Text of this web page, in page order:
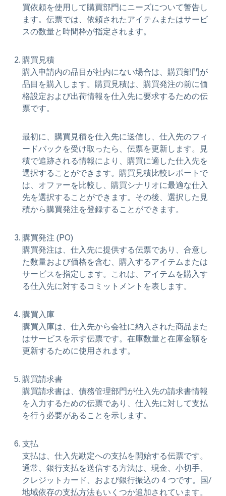
買依頼を使用して購買部門にニーズについて警告し
ます。伝票では、依頼されたアイテムまたはサービ
スの数量と時間枠が指定されます。
購買見積
購入申請内の品目が社内にない場合は、購買部門が
品目を購入します。購買見積は、購買発注の前に価
格設定および出荷情報を仕入先に要求するための伝
票です。
最初に、購買見積を仕入先に送信し、仕入先のフィ
ードバックを受け取ったら、伝票を更新します。見
積で追跡される情報により、購買に適した仕入先を
選択することができます。購買見積比較レポートで
は、オファーを比較し、購買シナリオに最適な仕入
先を選択することができます。その後、選択した見
積から購買発注を登録することができます。
購買発注 (PO)
購買発注は、仕入先に提供する伝票であり、合意し
た数量および価格を含む、購入するアイテムまたは
サービスを指定します。これは、アイテムを購入す
る仕入先に対するコミットメントを表します。
購買入庫
購買入庫は、仕入先から会社に納入された商品また
はサービスを示す伝票です。在庫数量と在庫金額を
更新するために使用されます。
購買請求書
購買請求書は、債務管理部門が仕入先の請求書情報
を入力するための伝票であり、仕入先に対して支払
を行う必要があることを示します。
支払
支払は、仕入先勘定への支払を開始する伝票です。
通常、銀行支払を送信する方法は、現金、小切手、
クレジットカード、および銀行振込の 4 つです。国/
地域依存の支払方法もいくつか追加されています。